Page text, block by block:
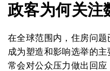
政客为何关注
在全球范围内，住房问题
成为塑造和影响选举的
常会对公众压力做出回